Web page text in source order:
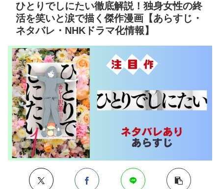
ひとりでしにたい徹底解説！独身女性の終
活を笑いと涙で描く傑作漫画【あらすじ・
ネタバレ・NHKドラマ化情報】